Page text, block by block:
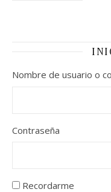
Nombre de usuario o
Contraseña
Recordarme